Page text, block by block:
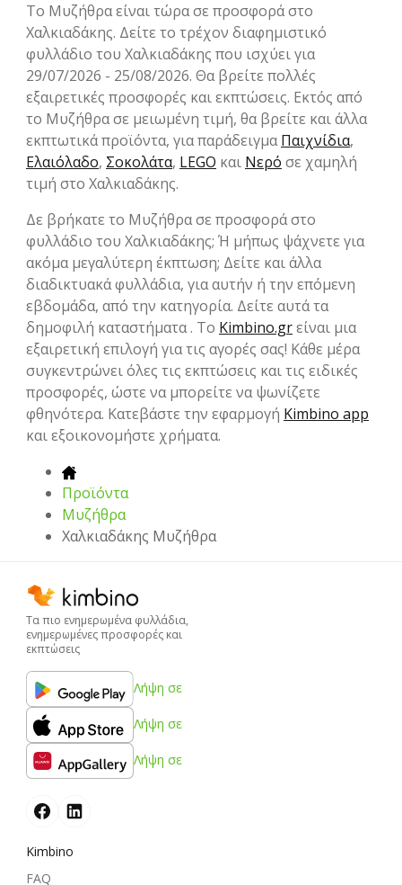
Το Μυζήθρα είναι τώρα σε προσφορά στο
Χαλκιαδάκης. Δείτε το τρέχον διαφημιστικό
φυλλάδιο του Χαλκιαδάκης που ισχύει για
29/07/2026 - 25/08/2026. Θα βρείτε πολλές
εξαιρετικές προσφορές και εκπτώσεις. Εκτός από
το Μυζήθρα σε μειωμένη τιμή, θα βρείτε και άλλα
εκπτωτικά προϊόντα, για παράδειγμαΠαιχνίδια,
Ελαιόλαδο, Σοκολάτα, LEGO και Νερό σε χαμηλή
τιμή στο Χαλκιαδάκης.
Δε βρήκατε το Μυζήθρα σε προσφορά στο
φυλλάδιο του Χαλκιαδάκης; Ή μήπως ψάχνετε για
ακόμα μεγαλύτερη έκπτωση; Δείτε και άλλα
διαδικτυακά φυλλάδια, για αυτήν ή την επόμενη
εβδομάδα, από την κατηγορία. Δείτε αυτά τα
δημοφιλή καταστήματα . Το Kimbino.grείναι μια
εξαιρετική επιλογή για τις αγορές σας! Κάθε μέρα
συγκεντρώνει όλες τις εκπτώσεις και τις ειδικές
προσφορές, ώστε να μπορείτε να ψωνίζετε
φθηνότερα. Κατεβάστε την εφαρμογή Kimbino app
και εξοικονομήστε χρήματα.
Προϊόντα
Μυζήθρα
Χαλκιαδάκης Μυζήθρα
Τα πιο ενημερωμένα φυλλάδια,
ενημερωμένες προσφορές και
εκπτώσεις
Λήψη σε
Λήψη σε
Λήψη σε
Kimbino
FAQ